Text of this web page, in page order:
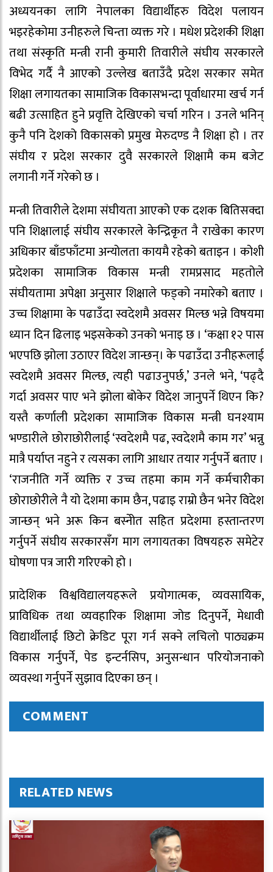
अध्ययनका लागि नेपालका विद्यार्थीहरु विदेश पलायन
भइरहेकोमा उनीहरुले चिन्ता व्यक्त गरे । मधेश प्रदेशकी शिक्षा
तथा संस्कृति मन्त्री रानी कुमारी तिवारीले संघीय सरकारले
विभेद गर्दै नै आएको उल्लेख बताउँदै प्रदेश सरकार समेत
शिक्षा लगायतका सामाजिक विकासभन्दा पूर्वाधारमा खर्च गर्न
बढी उत्साहित हुने प्रवृत्ति देखिएको चर्चा गरिन । उनले भनिन्
कुनै पनि देशको विकासको प्रमुख मेरुदण्ड नै शिक्षा हो । तर
संघीय र प्रदेश सरकार दुवै सरकारले शिक्षामै कम बजेट
लगानी गर्ने गरेको छ ।
मन्त्री तिवारीले देशमा संघीयता आएको एक दशक बितिसक्दा
पनि शिक्षालाई संघीय सरकारले केन्द्रिकृत नै राखेका कारण
अधिकार बाँडफाँटमा अन्योलता कायमै रहेको बताइन । कोशी
प्रदेशका सामाजिक विकास मन्त्री रामप्रसाद महतोले
संघीयतामा अपेक्षा अनुसार शिक्षाले फड्को नमारेको बताए ।
उच्च शिक्षामा के पढाउँदा स्वदेशमै अवसर मिल्छ भन्ने विषयमा
ध्यान दिन ढिलाइ भइसकेको उनको भनाइ छ । ‘कक्षा १२ पास
भएपछि झोला उठाएर विदेश जान्छन्। के पढाउँदा उनीहरूलाई
स्वदेशमै अवसर मिल्छ, त्यही पढाउनुपर्छ,’ उनले भने, ‘पढ्दै
गर्दा अवसर पाए भने झोला बोकेर विदेश जानुपर्ने थिएन कि?
यस्तै कर्णाली प्रदेशका सामाजिक विकास मन्त्री घनश्याम
भण्डारीले छोराछोरीलाई ‘स्वदेशमै पढ, स्वदेशमै काम गर’ भन्नु
मात्रै पर्याप्त नहुने र त्यसका लागि आधार तयार गर्नुपर्ने बताए ।
‘राजनीति गर्ने व्यक्ति र उच्च तहमा काम गर्ने कर्मचारीका
छोराछोरीले नै यो देशमा काम छैन, पढाइ राम्रो छैन भनेर विदेश
जान्छन् भने अरू किन बस्नेोत सहित प्रदेशमा हस्तान्तरण
गर्नुपर्ने संघीय सरकारसँग माग लगायतका विषयहरु समेटेर
घोषणा पत्र जारी गरिएको हो ।
प्रादेशिक विश्वविद्यालयहरूले प्रयोगात्मक, व्यवसायिक,
प्राविधिक तथा व्यवहारिक शिक्षामा जोड दिनुपर्ने, मेधावी
विद्यार्थीलाई छिटो क्रेडिट पूरा गर्न सक्ने लचिलो पाठ्यक्रम
विकास गर्नुपर्ने, पेड इन्टर्नसिप, अनुसन्धान परियोजनाको
व्यवस्था गर्नुपर्ने सुझाव दिएका छन् ।
COMMENT
RELATED NEWS